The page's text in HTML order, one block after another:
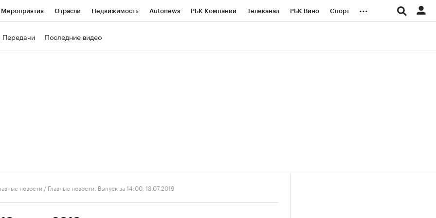
Мероприятия Отрасли Недвижимость Autonews РБК Компании Телеканал РБК Вино Спорт ...
Передачи Последние видео
новости / Главные новости. Выпуск за 14:00, 13.07.2019